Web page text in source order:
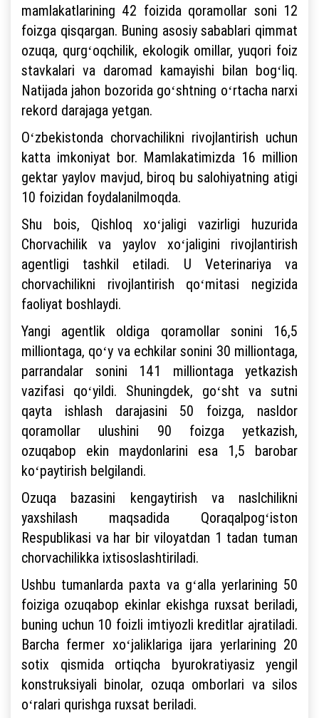
mamlakatlarining 42 foizida qoramollar soni 12
foizga qisqargan. Buning asosiy sabablari qimmat
ozuqa, qurgʻoqchilik, ekologik omillar, yuqori foiz
stavkalari va daromad kamayishi bilan bogʻliq.
Natijada jahon bozorida goʻshtning oʻrtacha narxi
rekord darajaga yetgan.
Oʻzbekistonda chorvachilikni rivojlantirish uchun
katta imkoniyat bor. Mamlakatimizda 16 million
gektar yaylov mavjud, biroq bu salohiyatning atigi
10 foizidan foydalanilmoqda.
Shu bois, Qishloq xoʻjaligi vazirligi huzurida
Chorvachilik va yaylov xoʻjaligini rivojlantirish
agentligi tashkil etiladi. U Veterinariya va
chorvachilikni rivojlantirish qoʻmitasi negizida
faoliyat boshlaydi.
Yangi agentlik oldiga qoramollar sonini 16,5
milliontaga, qoʻy va echkilar sonini 30 milliontaga,
parrandalar sonini 141 milliontaga yetkazish
vazifasi qoʻyildi. Shuningdek, goʻsht va sutni
qayta ishlash darajasini 50 foizga, nasldor
qoramollar ulushini 90 foizga yetkazish,
ozuqabop ekin maydonlarini esa 1,5 barobar
koʻpaytirish belgilandi.
Ozuqa bazasini kengaytirish va naslchilikni
yaxshilash maqsadida Qoraqalpogʻiston
Respublikasi va har bir viloyatdan 1 tadan tuman
chorvachilikka ixtisoslashtiriladi.
Ushbu tumanlarda paxta va gʻalla yerlarining 50
foiziga ozuqabop ekinlar ekishga ruxsat beriladi,
buning uchun 10 foizli imtiyozli kreditlar ajratiladi.
Barcha fermer xoʻjaliklariga ijara yerlarining 20
sotix qismida ortiqcha byurokratiyasiz yengil
konstruksiyali binolar, ozuqa omborlari va silos
oʻralari qurishga ruxsat beriladi.